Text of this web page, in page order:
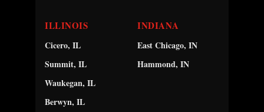
ILLINOIS
Cicero, IL
Summit, IL
Waukegan, IL
Berwyn, IL
INDIANA
East Chicago, IN
Hammond, IN